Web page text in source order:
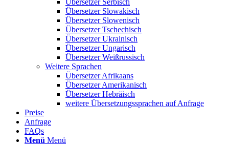
Übersetzer Serbisch
Übersetzer Slowakisch
Übersetzer Slowenisch
Übersetzer Tschechisch
Übersetzer Ukrainisch
Übersetzer Ungarisch
Übersetzer Weißrussisch
Weitere Sprachen
Übersetzer Afrikaans
Übersetzer Amerikanisch
Übersetzer Hebräisch
weitere Übersetzungssprachen auf Anfrage
Preise
Anfrage
FAQs
Menü Menü